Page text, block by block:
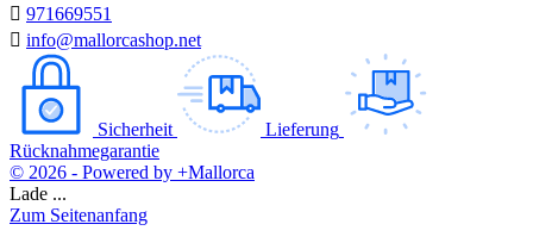
 971669551
 info@mallorcashop.net
Sicherheit
Lieferung
Rücknahmegarantie
© 2026 - Powered by +Mallorca
Lade ...
Zum Seitenanfang